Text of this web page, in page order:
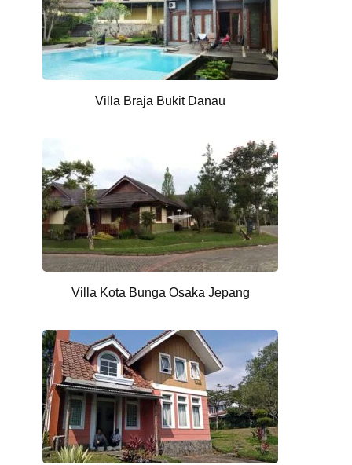
Villa Braja Bukit Danau
Villa Kota Bunga Osaka Jepang